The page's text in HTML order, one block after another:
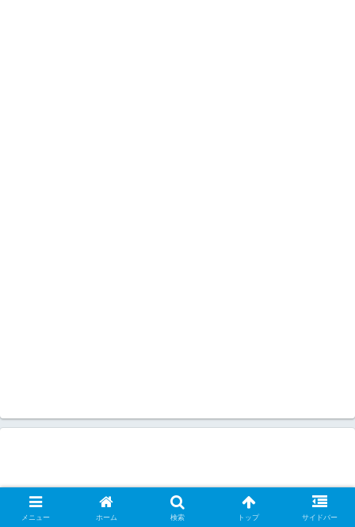
メニュー ホーム 検索 トップ サイドバー